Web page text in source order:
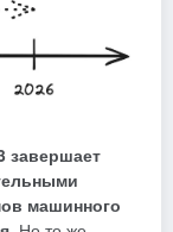
завершает
машинного